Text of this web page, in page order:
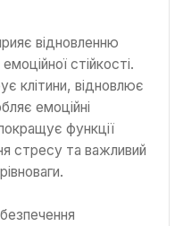
відновленню
стійкості.
клітини, відновлює
емоційні
функції
стресу та важливий